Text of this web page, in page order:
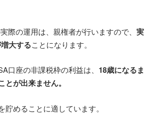
際の運用は、親権者が行いますので、 実
大することになります。
口座の非課税枠の利益は、 18歳になるま
が出来ません。
貯めることに適しています。